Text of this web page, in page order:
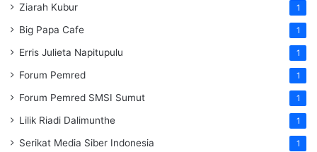
Ziarah Kubur 1
Big Papa Cafe 1
Erris Julieta Napitupulu 1
Forum Pemred 1
Forum Pemred SMSI Sumut 1
Lilik Riadi Dalimunthe 1
Serikat Media Siber Indonesia 1